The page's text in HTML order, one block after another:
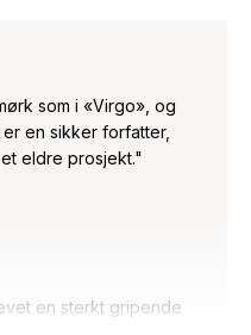
som i «Virgo», og
en sikker forfatter,
eldre prosjekt."
en sterkt gripende